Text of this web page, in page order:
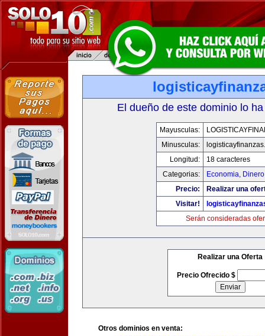
El dueño de este dominio lo
Mayusculas:
Minusculas:
Longitud:
18 caracteres
Categorias:
Economia,
Precio:
Realizar una
Visitar!
Serán consideradas
Realizar una Oferta
Precio Ofrecido $
Otros dominios en venta: